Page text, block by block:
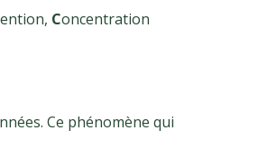
Concentration
Ce phénomène qui